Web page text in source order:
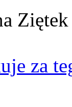
za